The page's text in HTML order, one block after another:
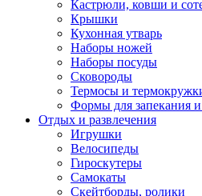
Кастрюли, ковши и
Крышки
Кухонная утварь
Наборы ножей
Наборы посуды
Сковороды
Термосы и
Формы для запекания
Отдых и развлечения
Игрушки
Велосипеды
Гироскутеры
Самокаты
Скейтборды, ролики